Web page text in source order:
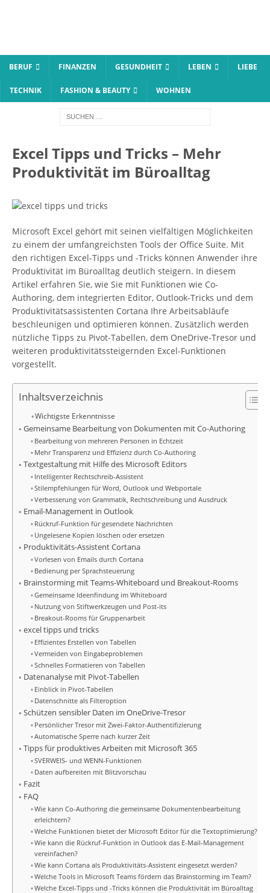
BERUF FINANZEN GESUNDHEIT LEBEN LIEBE
TECHNIK FASHION & BEAUTY WOHNEN
Excel Tipps und Tricks – Mehr
Produktivität im Büroalltag
Microsoft Excel gehört mit seinen vielfältigen Möglichkeiten
zu einem der umfangreichsten Tools der Office Suite. Mit
den richtigen Excel-Tipps und -Tricks können Anwender ihre
Produktivität im Büroalltag deutlich steigern. In diesem
Artikel erfahren Sie, wie Sie mit Funktionen wie Co-
Authoring, dem integrierten Editor, Outlook-Tricks und dem
Produktivitätsassistenten Cortana Ihre Arbeitsabläufe
beschleunigen und optimieren können. Zusätzlich werden
nützliche Tipps zu Pivot-Tabellen, dem OneDrive-Tresor und
weiteren produktivitätssteigernden Excel-Funktionen
vorgestellt.
Inhaltsverzeichnis
Wichtigste Erkenntnisse
Gemeinsame Bearbeitung von Dokumenten mit Co-Authoring
Bearbeitung von mehreren Personen in Echtzeit
Mehr Transparenz und Effizienz durch Co-Authoring
Textgestaltung mit Hilfe des Microsoft Editors
Intelligenter Rechtschreib-Assistent
Stilempfehlungen für Word, Outlook und Webportale
Verbesserung von Grammatik, Rechtschreibung und Ausdruck
Email-Management in Outlook
Rückruf-Funktion für gesendete Nachrichten
Ungelesene Kopien löschen oder ersetzen
Produktivitäts-Assistent Cortana
Vorlesen von Emails durch Cortana
Bedienung per Sprachsteuerung
Brainstorming mit Teams-Whiteboard und Breakout-Rooms
Gemeinsame Ideenfindung im Whiteboard
Nutzung von Stiftwerkzeugen und Post-its
Breakout-Rooms für Gruppenarbeit
excel tipps und tricks
Effizientes Erstellen von Tabellen
Vermeiden von Eingabeproblemen
Schnelles Formatieren von Tabellen
Datenanalyse mit Pivot-Tabellen
Einblick in Pivot-Tabellen
Datenschnitte als Filteroption
Schützen sensibler Daten im OneDrive-Tresor
Persönlicher Tresor mit Zwei-Faktor-Authentifizierung
Automatische Sperre nach kurzer Zeit
Tipps für produktives Arbeiten mit Microsoft 365
SVERWEIS- und WENN-Funktionen
Daten aufbereiten mit Blitzvorschau
Fazit
FAQ
Wie kann Co-Authoring die gemeinsame Dokumentenbearbeitung
erleichtern?
Welche Funktionen bietet der Microsoft Editor für die Textoptimierung?
Wie kann die Rückruf-Funktion in Outlook das E-Mail-Management
vereinfachen?
Wie kann Cortana als Produktivitäts-Assistent eingesetzt werden?
Welche Tools in Microsoft Teams fördern das Brainstorming im Team?
Welche Excel-Tipps und -Tricks können die Produktivität im Büroalltag